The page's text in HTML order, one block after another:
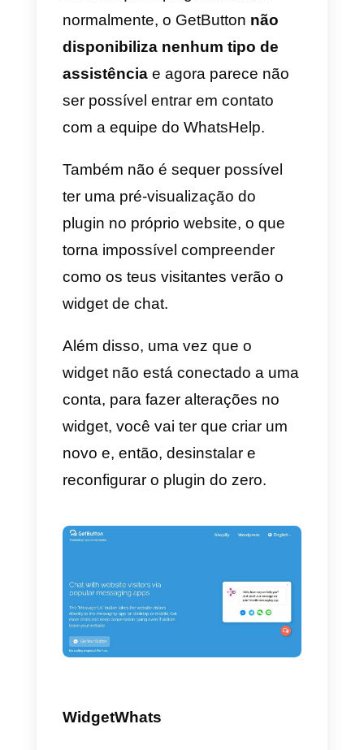
GetButton
A GetButton é um plugin gratuito
nascido da fusão com o velho
atualizado . Para criar o plugin de
chat e integrar a GetButton no
próprio site, basta ir ao website e
configurar os diversos canais
se querem integrar.
Também neste caso é possível
integrar outras aplicações de
mensagens para além do
WhatsApp. Porém, a integração
pagamento de uma subscrição